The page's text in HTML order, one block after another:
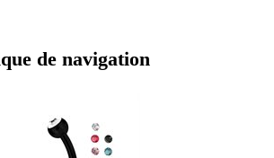
de navigation